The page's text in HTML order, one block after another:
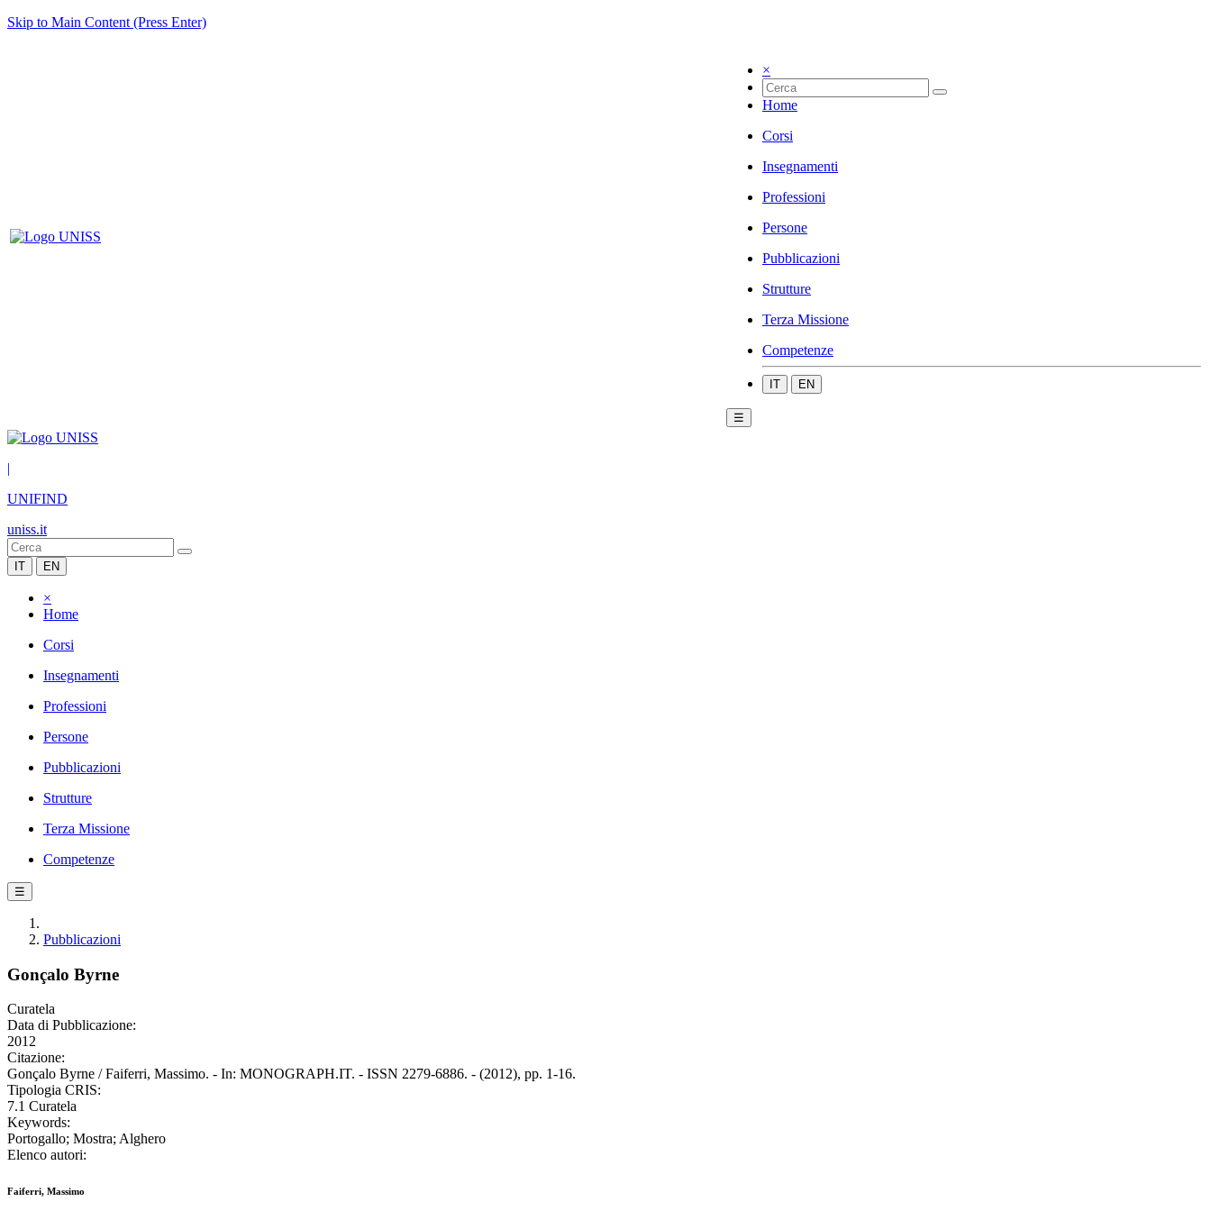
Skip to Main Content (Press Enter)
×
Home
Corsi
Insegnamenti
Professioni
Persone
Pubblicazioni
Strutture
Terza Missione
Competenze
IT EN
☰
|
UNIFIND
uniss.it
IT EN
×
Home
Corsi
Insegnamenti
Professioni
Persone
Pubblicazioni
Strutture
Terza Missione
Competenze
☰
Pubblicazioni
Gonçalo Byrne
Curatela
Data di Pubblicazione:
2012
Citazione:
Gonçalo Byrne / Faiferri, Massimo. - In: MONOGRAPH.IT. - ISSN 2279-6886. - (2012), pp. 1-16.
Tipologia CRIS:
7.1 Curatela
Keywords:
Portogallo; Mostra; Alghero
Elenco autori:
Faiferri, Massimo